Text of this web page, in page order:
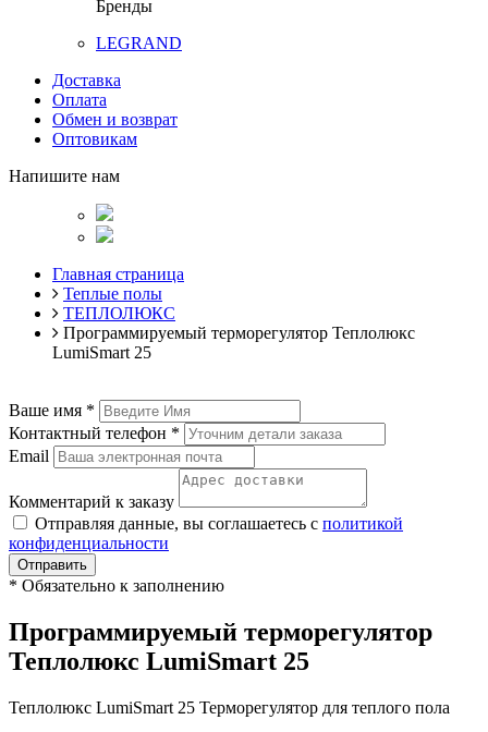
Бренды
LEGRAND
Доставка
Оплата
Обмен и возврат
Оптовикам
Напишите нам
Главная страница
Теплые полы
ТЕПЛОЛЮКС
Программируемый терморегулятор Теплолюкс
LumiSmart 25
Ваше имя *
Контактный телефон *
Email
Комментарий к заказу
Отправляя данные, вы соглашаетесь с политикой
конфиденциальности
Отправить
* Обязательно к заполнению
Программируемый терморегулятор
Теплолюкс LumiSmart 25
Теплолюкс LumiSmart 25 Терморегулятор для теплого пола